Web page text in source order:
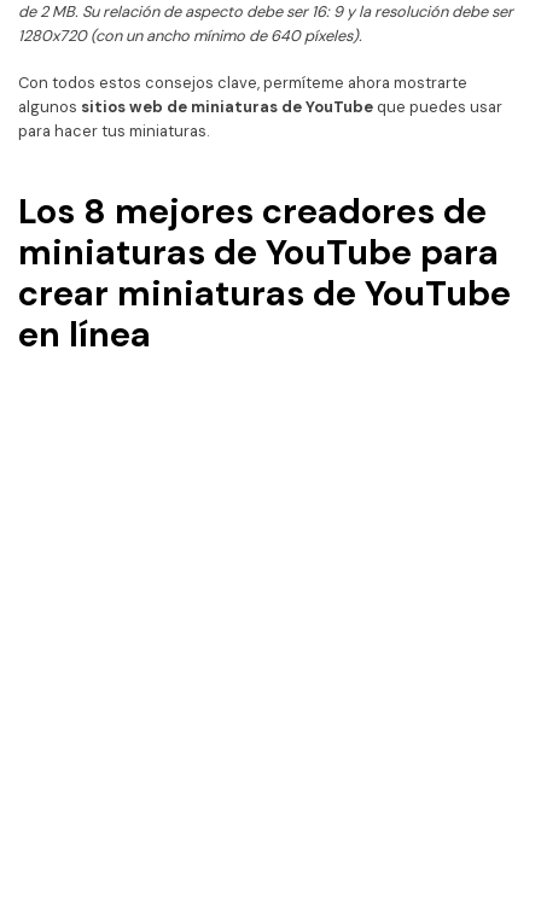
de 2 MB. Su relación de aspecto debe ser 16: 9 y la resolución debe ser
1280x720 (con un ancho mínimo de 640 píxeles).
Con todos estos consejos clave, permíteme ahora mostrarte
algunos sitios web de miniaturas de YouTube que puedes usar
para hacer tus miniaturas.
Los 8 mejores creadores de
miniaturas de YouTube para
crear miniaturas de YouTube
en línea